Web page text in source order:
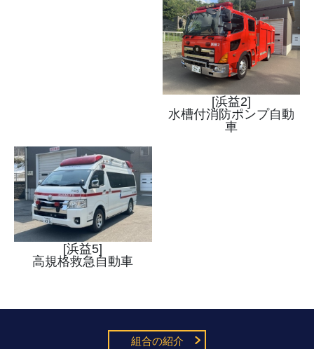
[浜益2]
水槽付消防ポンプ自動
車
[浜益5]
高規格救急自動車
組合の紹介